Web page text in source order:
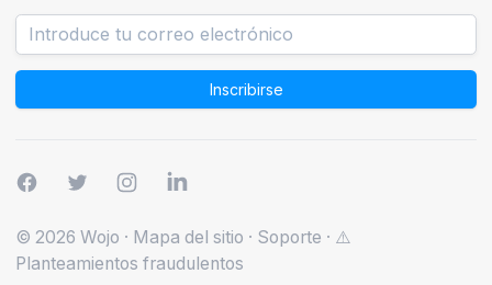
Inscribirse
© 2026 Wojo · Mapa del sitio · Soporte · ⚠️
Planteamientos fraudulentos